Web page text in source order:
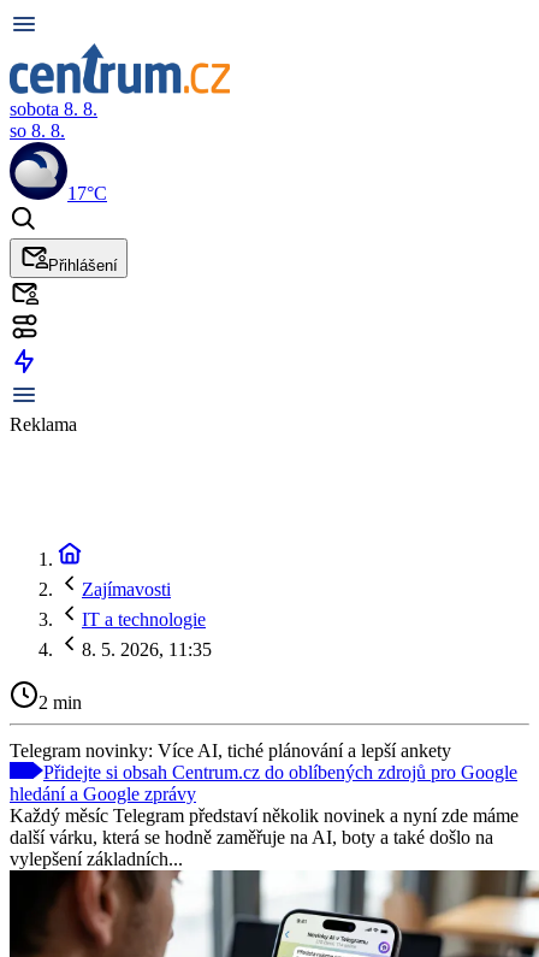
sobota 8. 8.
so 8. 8.
17°C
Přihlášení
Reklama
Zajímavosti
IT a technologie
8. 5. 2026, 11:35
2 min
Telegram novinky: Více AI, tiché plánování a lepší ankety
Přidejte si obsah Centrum.cz do oblíbených zdrojů pro Google
hledání a Google zprávy
Každý měsíc Telegram představí několik novinek a nyní zde máme
další várku, která se hodně zaměřuje na AI, boty a také došlo na
vylepšení základních...